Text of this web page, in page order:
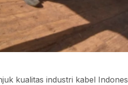
kualitas industri kabel